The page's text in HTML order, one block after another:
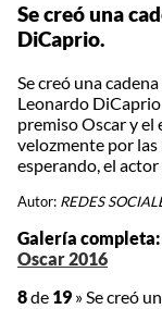
Se creó una
DiCaprio.
Se creó una
Leonardo
premiso Oscar y el
velozmente por las
esperando, el
Autor: REDES
Galería completa:
Oscar 2016
8de 19 »Se creó